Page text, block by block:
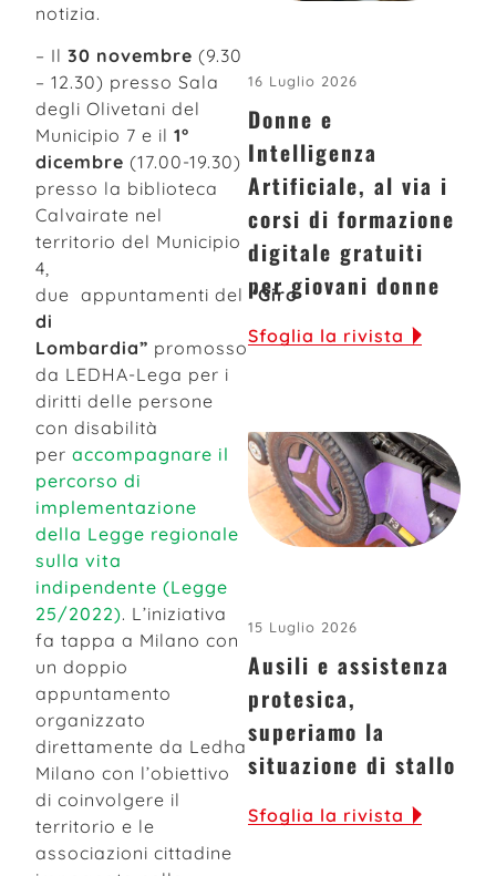
notizia.
– Il 30 novembre (9.30
– 12.30) presso Sala
degli Olivetani del
Municipio 7 e il 1°
dicembre (17.00-19.30)
presso la biblioteca
Calvairate nel
territorio del Municipio
4,
due appuntamenti del “Giro
di
Lombardia” promosso
da LEDHA-Lega per i
diritti delle persone
con disabilità
per accompagnare il
percorso di
implementazione
della Legge regionale
sulla vita
indipendente (Legge
25/2022). L’iniziativa
fa tappa a Milano con
un doppio
appuntamento
organizzato
direttamente da Ledha
Milano con l’obiettivo
di coinvolgere il
territorio e le
associazioni cittadine
16 Luglio 2026
Donne e
Intelligenza
Artificiale, al via i
corsi di formazione
digitale gratuiti
per giovani donne
Sfoglia la rivista
15 Luglio 2026
Ausili e assistenza
protesica,
superiamo la
situazione di stallo
Sfoglia la rivista